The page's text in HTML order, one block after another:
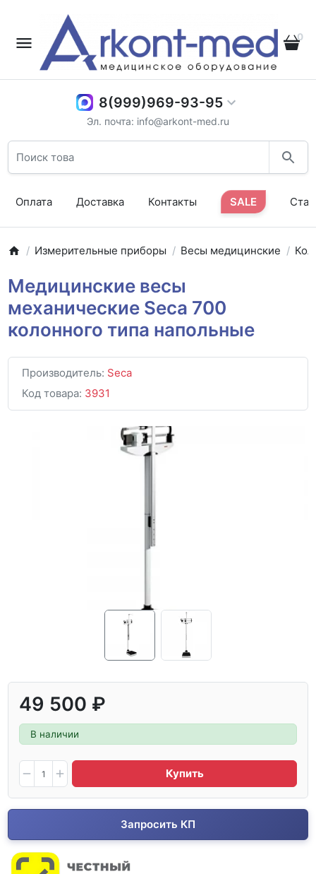
0
8(999)969-93-95
Эл. почта: info@arkont-med.ru
Оплата Доставка Контакты SALE
Измерительные приборы Весы медицинские
Медицинские весы
механические Seca 700
колонного типа напольные
Производитель: Seca
Код товара: 3931
49 500 ₽
В наличии
Купить
Запросить КП